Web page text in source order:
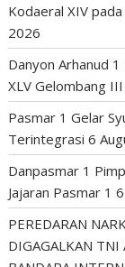
Kodaeral XIV
2026
Danyon Arhanud
XLV Gelombang III
Pasmar 1 Gelar
Terintegrasi 6
Danpasmar 1
Jajaran Pasmar 1
PEREDARAN
DIGAGALKAN TNI